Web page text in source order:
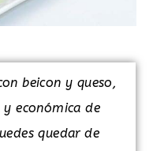
beicon y queso,
económica de
quedar de